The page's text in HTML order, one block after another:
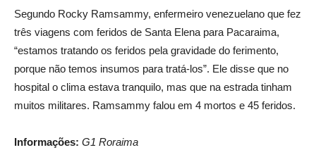
Segundo Rocky Ramsammy, enfermeiro venezuelano que fez
três viagens com feridos de Santa Elena para Pacaraima,
“estamos tratando os feridos pela gravidade do ferimento,
porque não temos insumos para tratá-los”. Ele disse que no
hospital o clima estava tranquilo, mas que na estrada tinham
muitos militares. Ramsammy falou em 4 mortos e 45 feridos.
Informações: G1 Roraima